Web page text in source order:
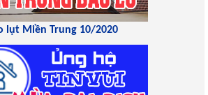
lụt Miền Trung 10/2020